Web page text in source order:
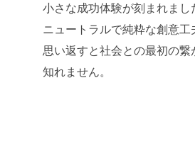
小さな成功体験が刻まれまし
ニュートラルで純粋な創意工
思い返すと社会との最初の繋
知れません。